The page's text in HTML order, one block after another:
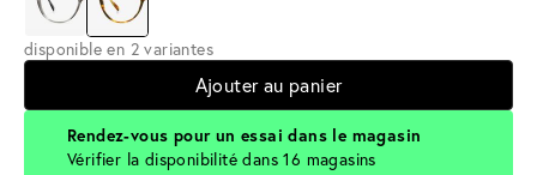
disponible en 2 variantes
Ajouter au panier
Rendez-vous pour un essai dans le magasin
Vérifier la disponibilité dans 16 magasins